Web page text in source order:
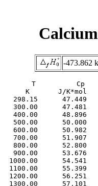
-473.862
T          Cp
K       J/K*mol
298.15      47.449
300.00      47.481
400.00      48.896
500.00      50.000
600.00      50.982
700.00      51.907
800.00      52.800
900.00      53.676
1000.00      54.541
1100.00      55.399
1200.00      56.251
1300.00      57.101